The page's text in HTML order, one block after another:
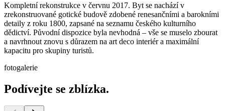
Kompletní rekonstrukce v červnu 2017. Byt se nachází v
zrekonstruované gotické budově zdobené renesančními a barokními
detaily z roku 1800, zapsané na seznamu českého kulturního
dědictví. Původní dispozice byla nevhodná – vše se muselo zbourat
a navrhnout znovu s důrazem na art deco interiér a maximální
kapacitu pro skupiny turistů.
fotogalerie
Podívejte se zblízka.